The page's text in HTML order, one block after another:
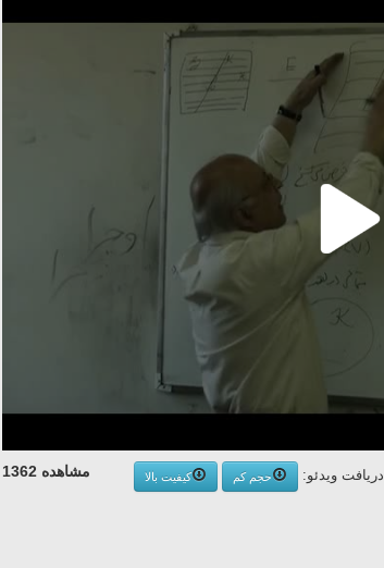
مشاهده 1362 دریافت ویدئو: حجم کم
کیفیت بالا